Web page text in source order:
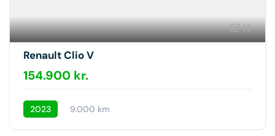
15
Renault Clio V
154.900 kr.
2023 9.000 km